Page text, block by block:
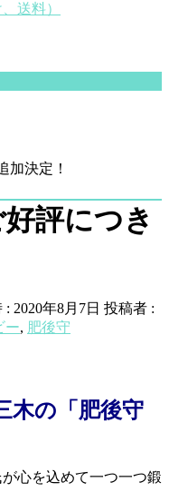
送料）
決定！
評につき
2020年8月7日 投稿者 :
ー, 肥後守
木の「肥後守
心を込めて一つ一つ鍛